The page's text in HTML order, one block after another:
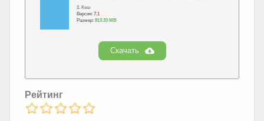
2. Кеш
Версия: 7.1
Размер: 813.33 MB
Скачать
Рейтинг